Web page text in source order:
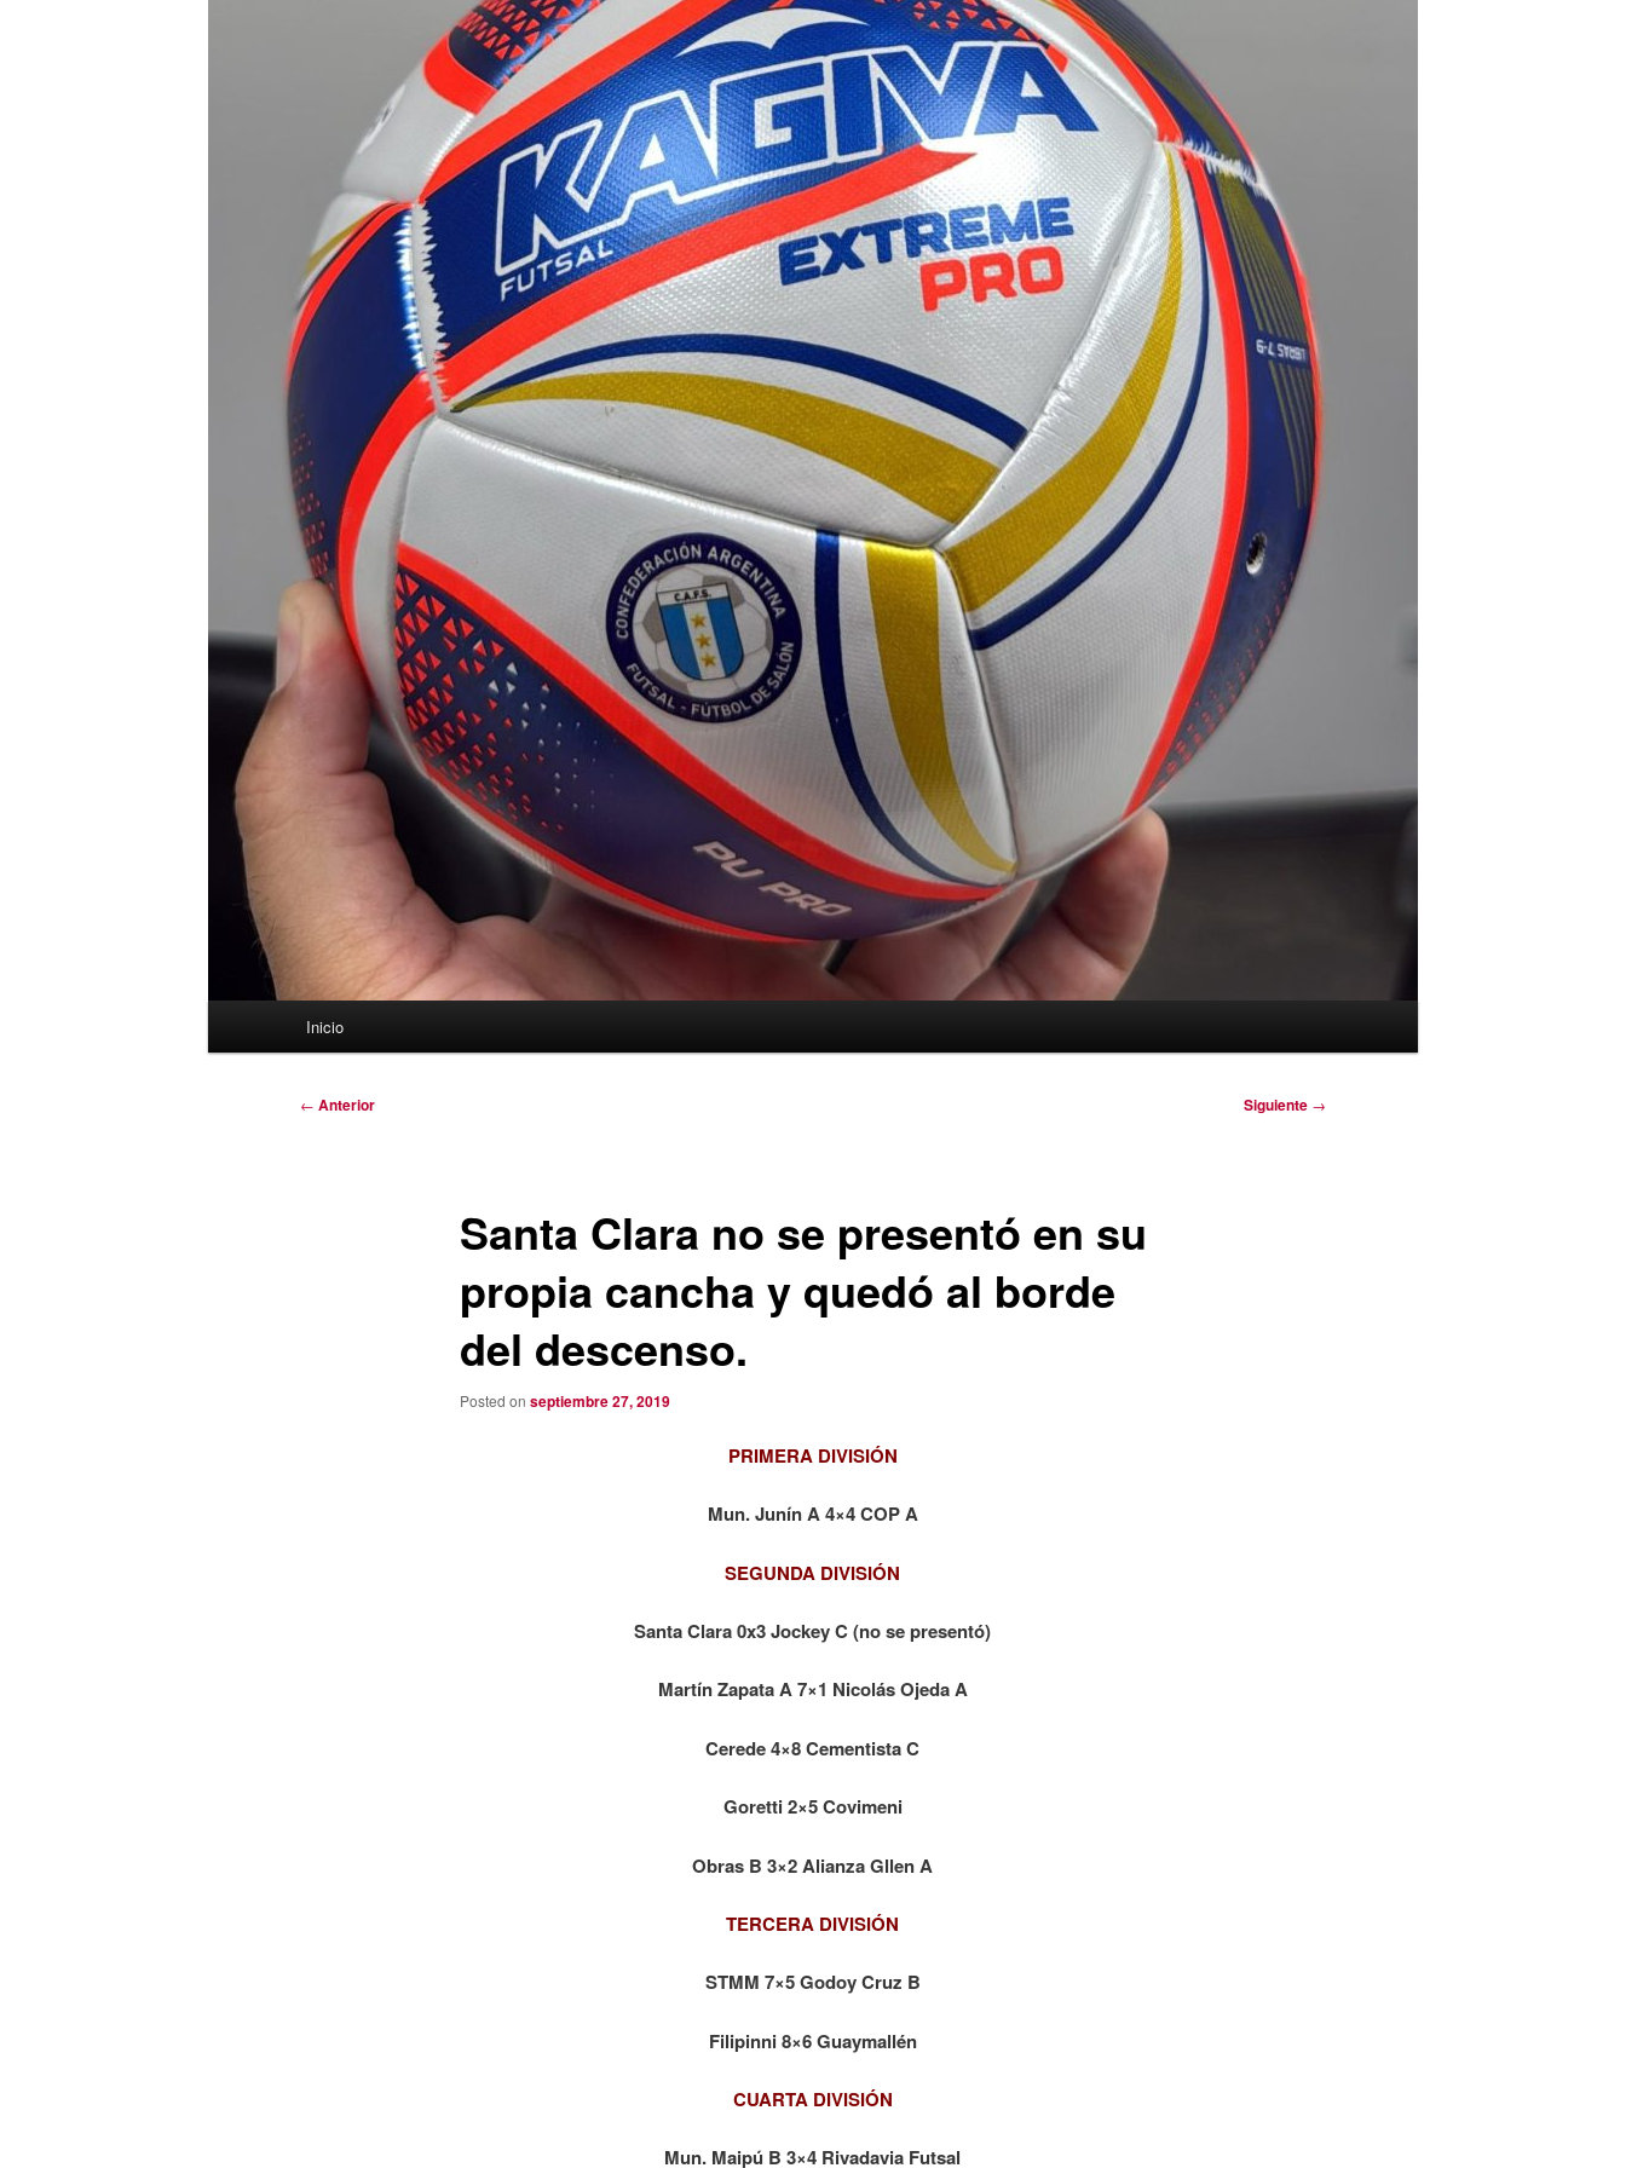
Inicio
Navegación
← Anterior Siguiente →
Santa Clara no se presentó en su
propia cancha y quedó al borde
del descenso.
Posted on septiembre 27, 2019
PRIMERA DIVISIÓN
Mun. Junín A 4×4 COP A
SEGUNDA DIVISIÓN
Santa Clara 0x3 Jockey C (no se presentó)
Martín Zapata A 7×1 Nicolás Ojeda A
Cerede 4×8 Cementista C
Goretti 2×5 Covimeni
Obras B 3×2 Alianza Gllen A
TERCERA DIVISIÓN
STMM 7×5 Godoy Cruz B
Filipinni 8×6 Guaymallén
CUARTA DIVISIÓN
Mun. Maipú B 3×4 Rivadavia Futsal